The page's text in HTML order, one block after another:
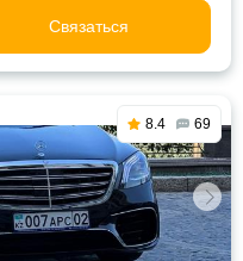
Связаться
8.4 69